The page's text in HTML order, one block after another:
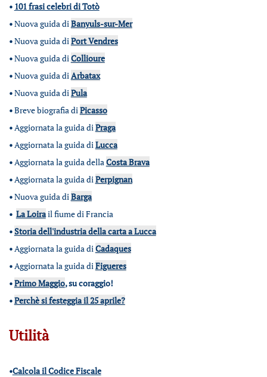
• 101 frasi celebri di Totò
•Nuova guida diBanyuls-sur-Mer
•Nuova guida diPort Vendres
•Nuova guida diCollioure
•Nuova guida diArbatax
•Nuova guida diPula
•Breve biografia diPicasso
•Aggiornata la guida diPraga
•Aggiornata la guida diLucca
•Aggiornata la guida dellaCosta Brava
•Aggiornata la guida diPerpignan
•Nuova guida diBarga
• La Loirail fiume di Francia
•Storia dell'industria della carta a Lucca
•Aggiornata la guida diCadaques
•Aggiornata la guida diFigueres
•Primo Maggio, su coraggio!
•Perchè si festeggia il 25 aprile?
Utilità
•Calcola il Codice Fiscale